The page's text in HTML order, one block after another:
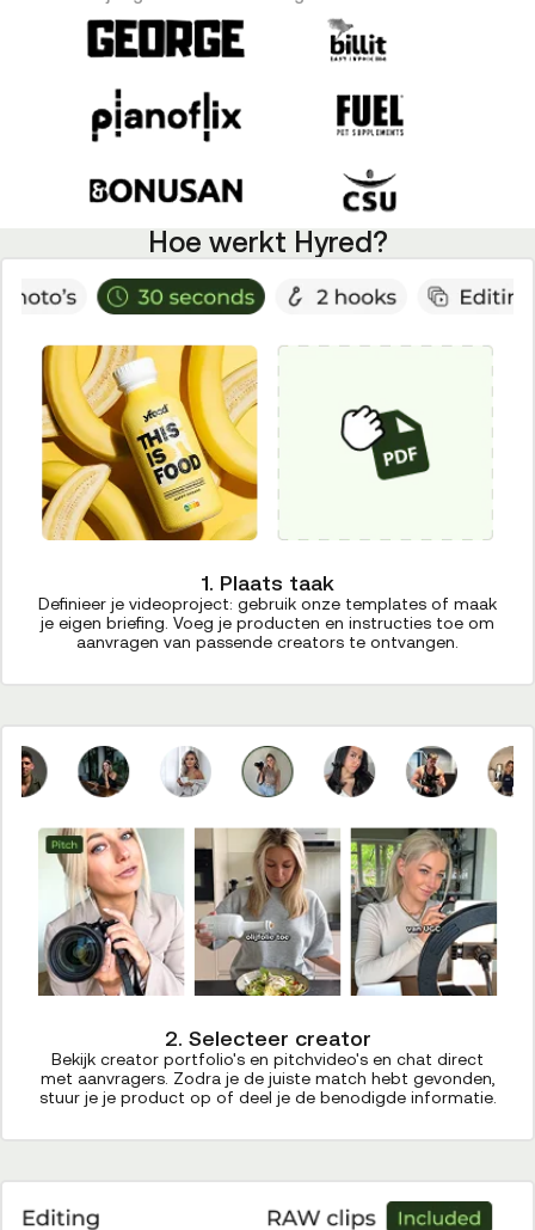
Hoe werkt Hyred?
1. Plaats taak
Definieer je videoproject: gebruik onze templates of maak
je eigen briefing. Voeg je producten en instructies toe om
aanvragen van passende creators te ontvangen.
2. Selecteer creator
Bekijk creator portfolio's en pitchvideo's en chat direct
met aanvragers. Zodra je de juiste match hebt gevonden,
stuur je je product op of deel je de benodigde informatie.